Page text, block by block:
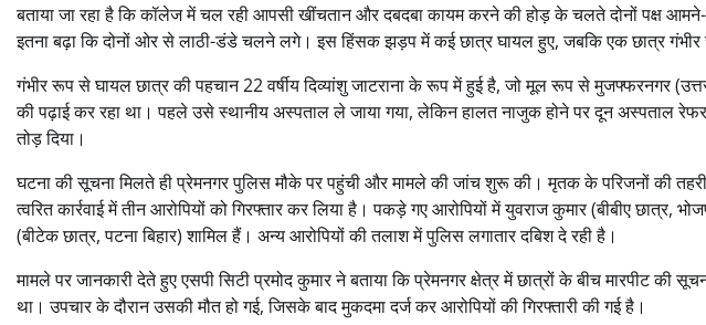
बताया जा रहा है कि कॉलेज में चल रही आपसी खींचतान और दबदबा कायम करने की होड़ के चलते दोनों पक्ष
इतना बढ़ा कि दोनों ओर से लाठी-डंडे चलने लगे। इस हिंसक झड़प में कई छात्र घायल हुए, जबकि एक छात्र गंभीर
गंभीर रूप से घायल छात्र की पहचान 22 वर्षीय दिव्यांशु जाटराना के रूप में हुई है, जो मूल रूप से मुजफ्फरनगर
की पढ़ाई कर रहा था। पहले उसे स्थानीय अस्पताल ले जाया गया, लेकिन हालत नाजुक होने पर दून अस्पताल
तोड़ दिया।
घटना की सूचना मिलते ही प्रेमनगर पुलिस मौके पर पहुंची और मामले की जांच शुरू की। मृतक के परिजनों की
त्वरित कार्रवाई में तीन आरोपियों को गिरफ्तार कर लिया है। पकड़े गए आरोपियों में युवराज कुमार (बीबीए छात्र,
(बीटेक छात्र, पटना बिहार) शामिल हैं। अन्य आरोपियों की तलाश में पुलिस लगातार दबिश दे रही है।
मामले पर जानकारी देते हुए एसपी सिटी प्रमोद कुमार ने बताया कि प्रेमनगर क्षेत्र में छात्रों के बीच मारपीट
था। उपचार के दौरान उसकी मौत हो गई, जिसके बाद मुकदमा दर्ज कर आरोपियों की गिरफ्तारी की गई है।